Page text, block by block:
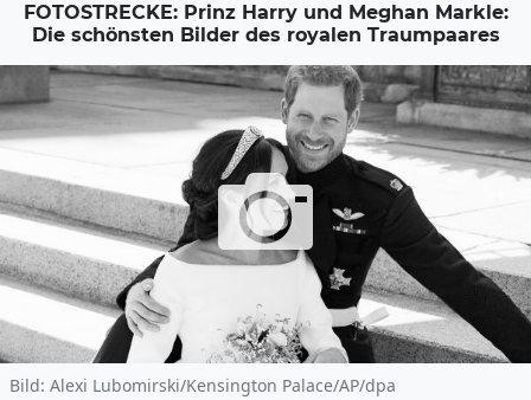
FOTOSTRECKE: Prinz Harry und Meghan Markle:
Die schönsten Bilder des royalen Traumpaares
Bild: Alexi Lubomirski/Kensington Palace/AP/dpa